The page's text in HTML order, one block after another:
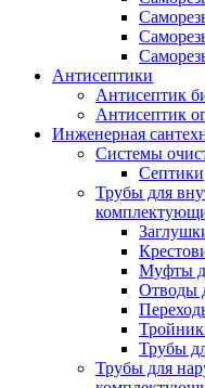
Антисептики
Антисептик
Антисептик
Инженерная
Системы
Септики
Трубы для
Муфты
Отводы
Трубы
Трубы для